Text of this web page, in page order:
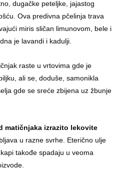
dugačke peteljke, jajastog
Ova predivna pčelinja trava
miris sličan limunovom, bele i
je lavandi i kadulji.
raste u vrtovima gde je
ali se, doduše, samonikla
gde se sreće zbijena uz žbunje
matičnjaka izrazito lekovite
u razne svrhe. Eterično ulje
takođe spadaju u veoma